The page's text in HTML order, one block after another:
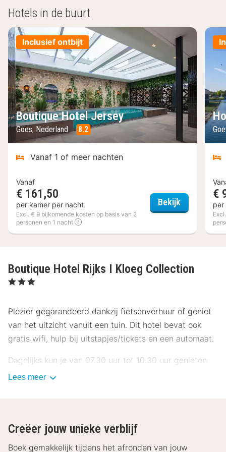
Hotels in de buurt
Inclusief ontbijt
Boutique Hotel Jersey
Goes, Nederland 8.2
Vanaf 1 of meer nachten
Vanaf
€ 161,50
per kamer per nacht
Excl. € 9 bijkomende kosten op basis van 2
personen en 1 nacht
Bekijk Boutique
€
per
Boutique Hotel Rijks I Kloeg Collection
, 3 Sterren
Plezier gegarandeerd dankzij fietsenverhuur of geniet
van het uitzicht vanuit een tuin. Dit hotel bevat ook
gratis wifi, hulp bij uitstapjes/tickets en een automaat.
Dagelijks kun je van 07.30 uur tot 10.30 uur genieten
van een gratis ontbijtbuffet.
van onze klanten hebben wij op basis van ons
classificatiesysteem deze accommodatie een
sterrenclassificatie toegewezen.
Lees meer
Creëer jouw unieke verblijf
Boek gemakkelijk tijdens het afronden van jouw